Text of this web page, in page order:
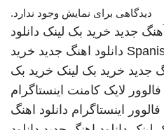
دیدگاهی برای نمایش وجود ندارد.
جدید خرید بک لینک دانلود
دانلود اهنگ جدید خرید
جدید خرید بک لینک خرید بک
لایک کامنت اینستاگرام
اینستاگرام دانلود اهنگ